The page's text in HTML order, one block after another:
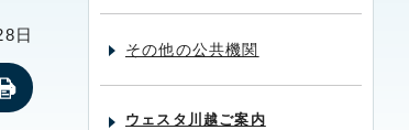
日
その他の公共機関
ウェスタ川越ご案内